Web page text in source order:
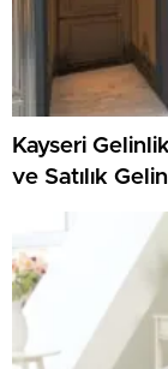
Kayseri
ve Satılık